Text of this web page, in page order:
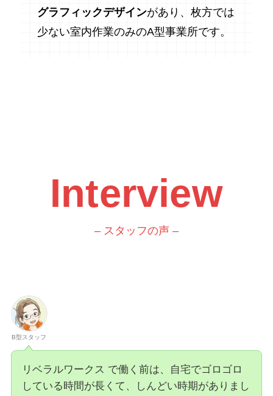
グラフィックデザインがあり、枚方では
少ない室内作業のみのA型事業所です。
Interview
– スタッフの声 –
B型スタッフ
リベラルワークス で働く前は、自宅でゴロゴロ
している時間が長くて、しんどい時期がありまし